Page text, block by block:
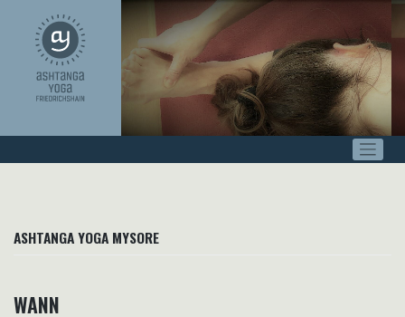
springen
ASHTANGA YOGA MYSORE
WANN